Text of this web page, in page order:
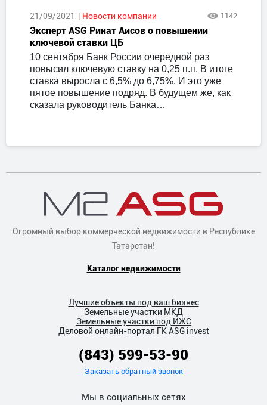
21/09/2021 Новости компании 1142
Эксперт ASG Ринат Аисов о повышении
ключевой ставки ЦБ
10 сентября Банк России очередной раз
повысил ключевую ставку на 0,25 п.п. В итоге
ставка выросла с 6,5% до 6,75%. И это уже
пятое повышение подряд. В будущем же, как
сказала руководитель Банка…
Огромный выбор коммерческой недвижимости в Республике
Татарстан!
Каталог недвижимости
Лучшие объекты под ваш бизнес
Земельные участки МКД
Земельные участки под ИЖС
Деловой онлайн-портал ГК ASG invest
(843) 599-53-90
Заказать обратный звонок
Мы в социальных сетях